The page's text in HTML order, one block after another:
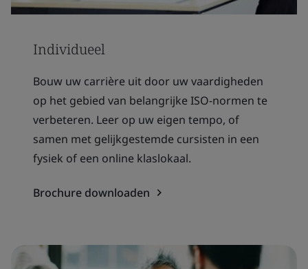
Individueel
Bouw uw carrière uit door uw vaardigheden
op het gebied van belangrijke ISO-normen te
verbeteren. Leer op uw eigen tempo, of
samen met gelijkgestemde cursisten in een
fysiek of een online klaslokaal.
Brochure downloaden